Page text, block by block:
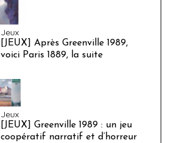
Jeux
[JEUX] Après Greenville 1989,
voici Paris 1889, la suite
Jeux
[JEUX] Greenville 1989 : un jeu
coopératif narratif et d’horreur